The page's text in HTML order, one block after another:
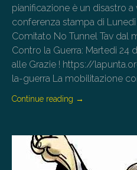
pianificazione è un disastro
conferenza stampa di
Comitato No Tunnel Tav dal
Contro la Guerra: Martedi 24
alle Grazie ! https://
la-guerra La mobilitazione
Continue reading →